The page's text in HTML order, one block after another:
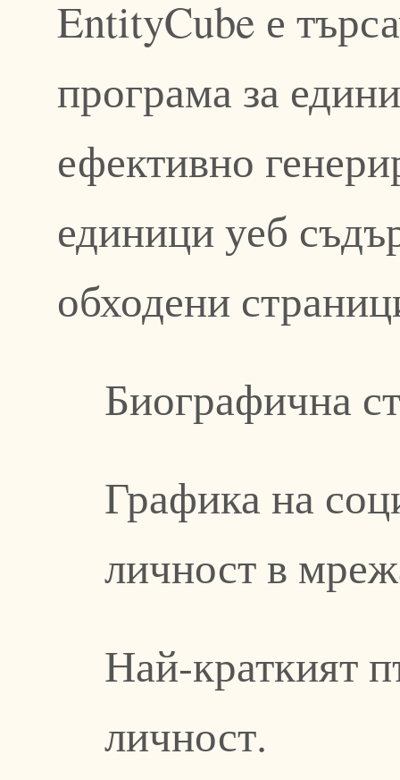
EntityCube е
програма за
ефективно
единици уеб
обходени
Биографична
Графика на
личност в
Най-краткият
личност.